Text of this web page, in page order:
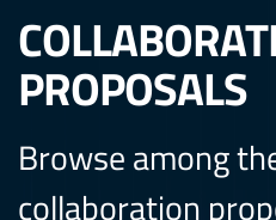
PROPOSALS
Browse among
collaboration